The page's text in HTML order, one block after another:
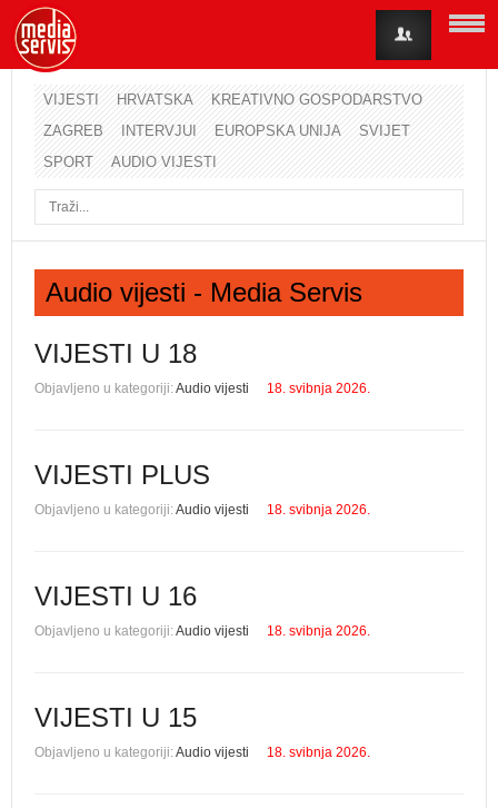
VIJESTI HRVATSKA
KREATIVNO GOSPODARSTVO
ZAGREB
INTERVJUI EUROPSKA UNIJA
SVIJET
SPORT
AUDIO VIJESTI
Audio vijesti - Media Servis
VIJESTI U 18
Objavljeno u kategoriji:Audio vijesti 18. svibnja 2026.
VIJESTI PLUS
Objavljeno u kategoriji:Audio vijesti 18. svibnja 2026.
VIJESTI U 16
Objavljeno u kategoriji:Audio vijesti 18. svibnja 2026.
VIJESTI U 15
Objavljeno u kategoriji:Audio vijesti 18. svibnja 2026.
Korisničko ime
Lozinka
Zaboravili ste lozinku?